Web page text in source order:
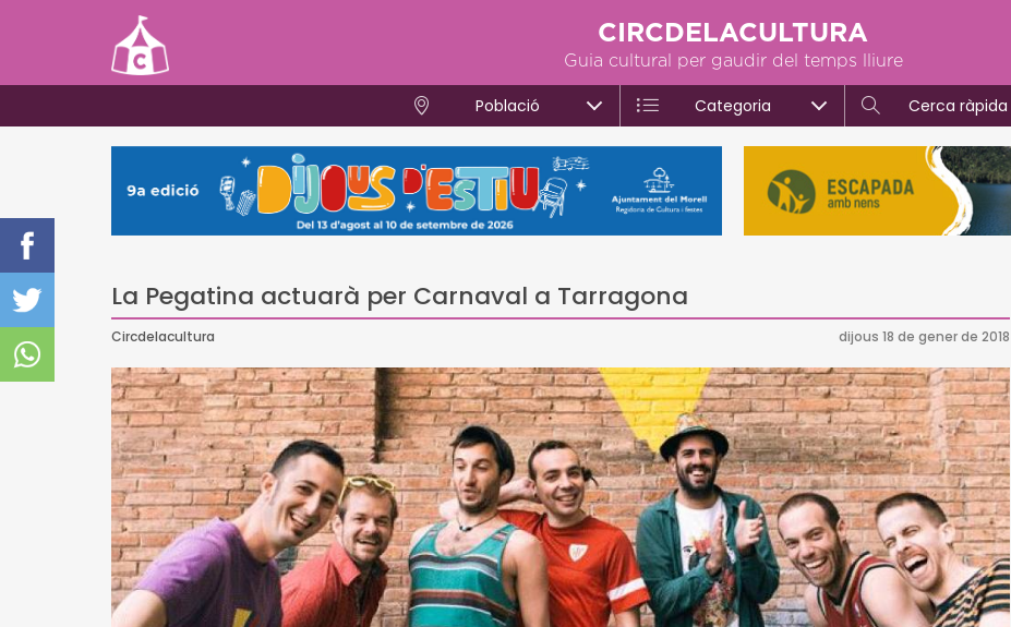
CIRCDELACULTURA
Guia cultural per gaudir del temps lliure
Població Categoria Cerca ràpida
La Pegatina actuarà per Carnaval a Tarragona
Circdelacultura dijous 18 de gener de 2018